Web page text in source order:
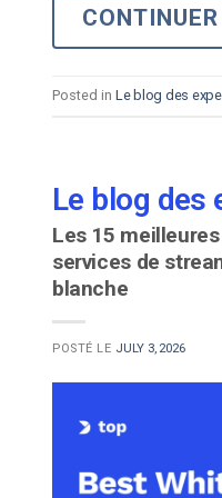
Posted in Le blog des
Le blog des
Les 15
services de
blanche
POSTÉ LE JULY 3, 2026